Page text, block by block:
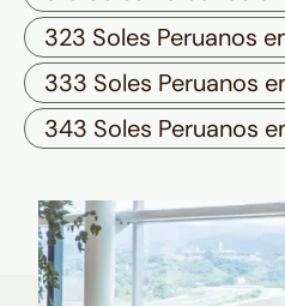
323 Soles Peruanos
333 Soles Peruanos
343 Soles Peruanos